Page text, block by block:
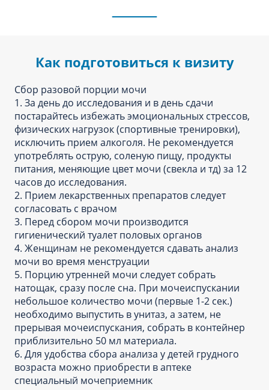
Как подготовиться к визиту
Сбор разовой порции мочи
1. За день до исследования и в день сдачи
постарайтесь избежать эмоциональных стрессов,
физических нагрузок (спортивные тренировки),
исключить прием алкоголя. Не рекомендуется
употреблять острую, соленую пищу, продукты
питания, меняющие цвет мочи (свекла и тд) за 12
часов до исследования.
2. Прием лекарственных препаратов следует
согласовать с врачом
3. Перед сбором мочи производится
гигиенический туалет половых органов
4. Женщинам не рекомендуется сдавать анализ
мочи во время менструации
5. Порцию утренней мочи следует собрать
натощак, сразу после сна. При мочеиспускании
небольшое количество мочи (первые 1-2 сек.)
необходимо выпустить в унитаз, а затем, не
прерывая мочеиспускания, собрать в контейнер
приблизительно 50 мл материала.
6. Для удобства сбора анализа у детей грудного
возраста можно приобрести в аптеке
специальный мочеприемник